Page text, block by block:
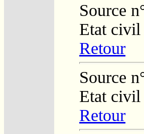
Source
Etat civil
Retour
Source
Etat civil
Retour